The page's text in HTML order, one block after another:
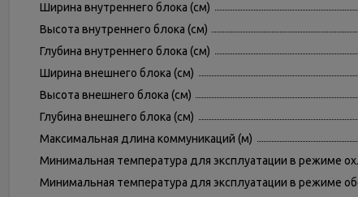
Ширина внутреннего блока (см)
Высота внутреннего блока (см)
Глубина внутреннего блока (см)
Ширина внешнего блока (см)
Высота внешнего блока (см)
Глубина внешнего блока (см)
Максимальная длина коммуникаций (м)
Минимальная температура для эксплуатации в режиме
Минимальная температура для эксплуатации в режиме